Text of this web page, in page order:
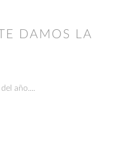
DAMOS LA
año....